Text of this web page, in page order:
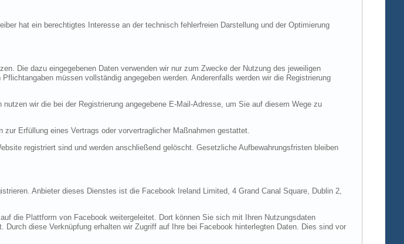
hat ein berechtigtes Interesse an der technisch fehlerfreien Darstellung und der Optimierung
Die dazu eingegebenen Daten verwenden wir nur zum Zwecke der Nutzung des jeweiligen
müssen vollständig angegeben werden. Anderenfalls werden wir die Registrierung
wir die bei der Registrierung angegebene E-Mail-Adresse, um Sie auf diesem Wege zu
Erfüllung eines Vertrags oder vorvertraglicher Maßnahmen gestattet.
registriert sind und werden anschließend gelöscht. Gesetzliche Aufbewahrungsfristen bleiben
Anbieter dieses Dienstes ist die Facebook Ireland Limited, 4 Grand Canal Square, Dublin 2,
die Plattform von Facebook weitergeleitet. Dort können Sie sich mit Ihren Nutzungsdaten
diese Verknüpfung erhalten wir Zugriff auf Ihre bei Facebook hinterlegten Daten. Dies sind vor